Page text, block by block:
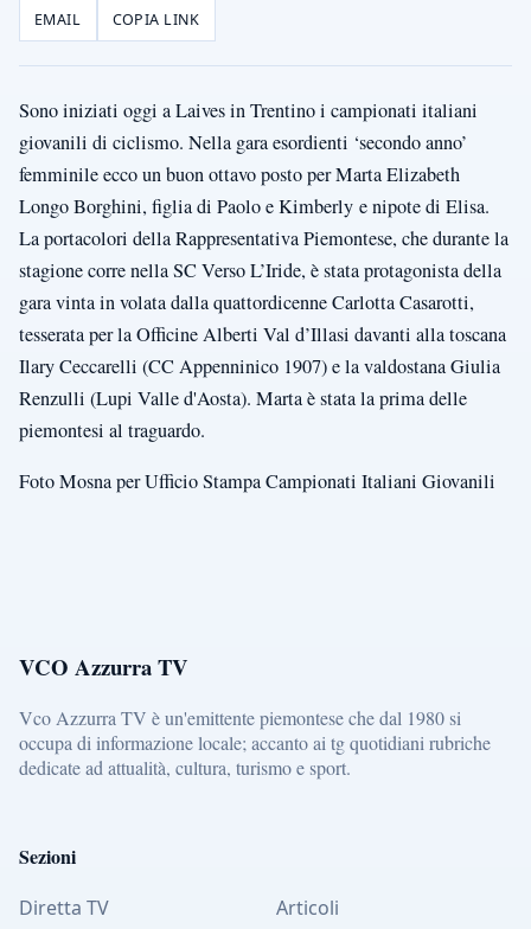
EMAIL COPIA LINK
Sono iniziati oggi a Laives in Trentino i campionati italiani
giovanili di ciclismo. Nella gara esordienti ‘secondo anno’
femminile ecco un buon ottavo posto per Marta Elizabeth
Longo Borghini, figlia di Paolo e Kimberly e nipote di Elisa.
La portacolori della Rappresentativa Piemontese, che durante la
stagione corre nella SC Verso L’Iride, è stata protagonista della
gara vinta in volata dalla quattordicenne Carlotta Casarotti,
tesserata per la Officine Alberti Val d’Illasi davanti alla toscana
Ilary Ceccarelli (CC Appenninico 1907) e la valdostana Giulia
Renzulli (Lupi Valle d'Aosta). Marta è stata la prima delle
piemontesi al traguardo.
Foto Mosna per Ufficio Stampa Campionati Italiani Giovanili
VCO Azzurra TV
Vco Azzurra TV è un'emittente piemontese che dal 1980 si
occupa di informazione locale; accanto ai tg quotidiani rubriche
dedicate ad attualità, cultura, turismo e sport.
Sezioni
Diretta TV Articoli